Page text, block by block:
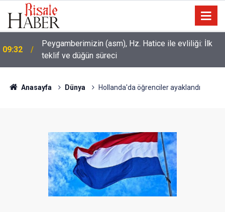
09:32
Peygamberimizin (asm), Hz. Hatice ile evliliği: İlk
teklif ve düğün süreci
Anasayfa Dünya Hollanda'da öğrenciler ayaklandı